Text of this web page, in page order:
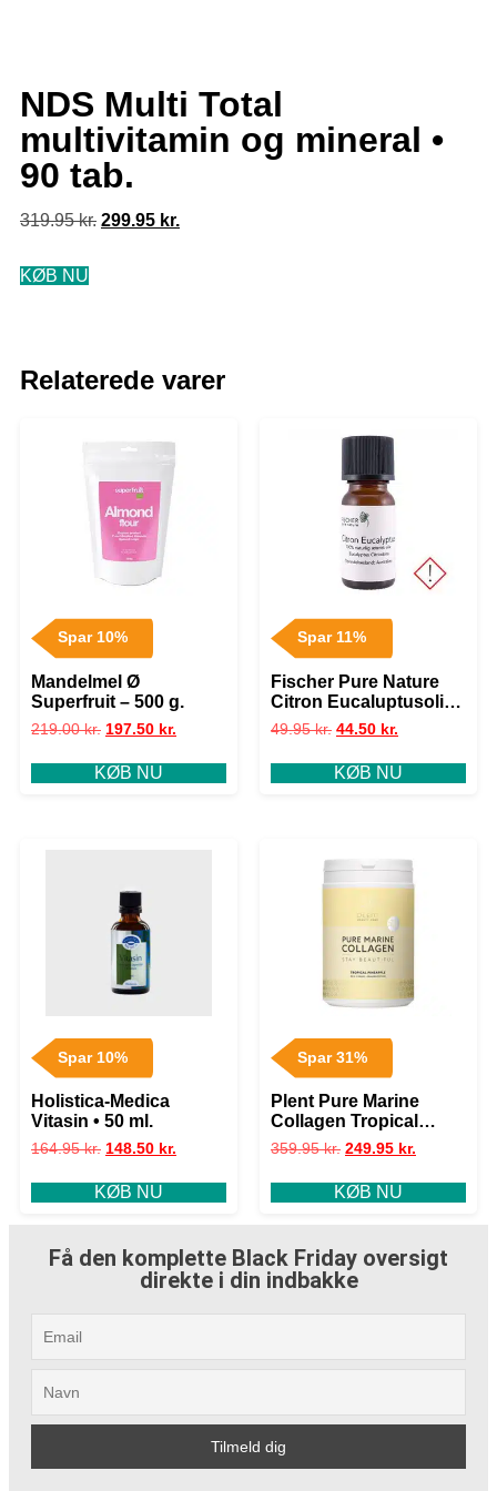
NDS Multi Total
multivitamin og mineral •
90 tab.
319.95kr. 299.95 kr.
KØB NU
Relaterede varer
Spar 10%
Mandelmel Ø
Superfruit – 500 g.
219.00kr. 197.50 kr.
KØB NU
Spar 11%
Fischer Pure Nature
Citron Eucaluptusolie
æterisk • 10ml.
49.95kr. 44.50 kr.
KØB NU
Spar 10%
Holistica-Medica
Vitasin • 50 ml.
164.95kr. 148.50 kr.
KØB NU
Spar 31%
Plent Pure Marine
Collagen Tropical
Pineapple 300g
359.95kr. 249.95 kr.
KØB NU
Få den komplette Black Friday oversigt
direkte i din indbakke